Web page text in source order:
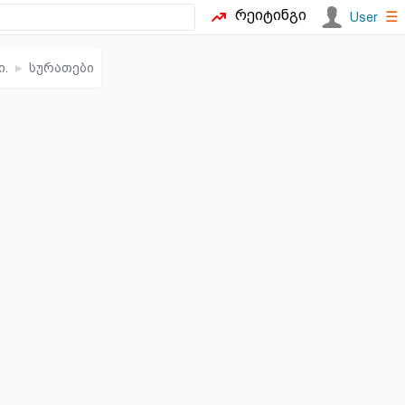
რეიტინგი User ☰
▸ სურათები